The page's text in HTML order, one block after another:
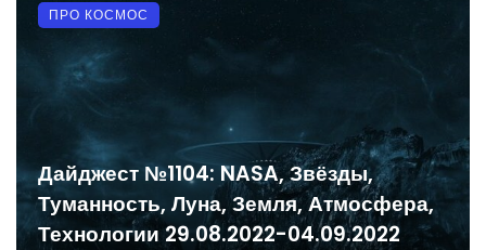
Дайджест №1104: NASA, Звёзды,
Туманность, Луна, Земля, Атмосфера,
Технологии 29.08.2022-04.09.2022
ПРО КОСМОС